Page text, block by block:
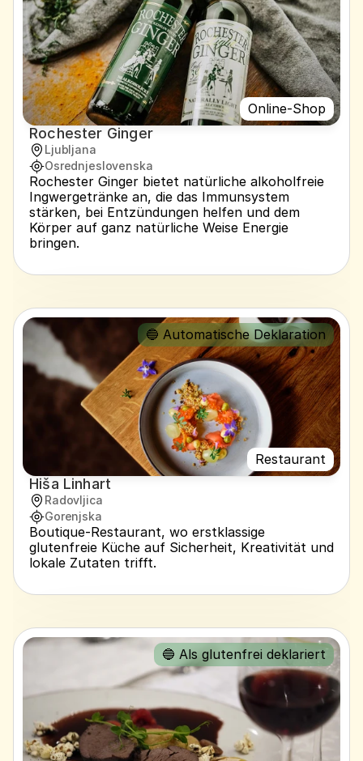
Online-Shop
Rochester Ginger
Ljubljana
Osrednjeslovenska
Rochester Ginger bietet natürliche alkoholfreie
Ingwergetränke an, die das Immunsystem
stärken, bei Entzündungen helfen und dem
Körper auf ganz natürliche Weise Energie
bringen.
Restaurant
🔵 Automatische Deklaration
Hiša Linhart
Radovljica
Gorenjska
Boutique-Restaurant, wo erstklassige
glutenfreie Küche auf Sicherheit, Kreativität und
lokale Zutaten trifft.
🔵 Als glutenfrei deklariert